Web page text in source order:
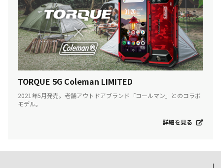
TORQUE 5G Coleman LIMITED
2021年5月発売。老舗アウトドアブランド「コールマン」とのコラボ
モデル。
詳細を見る